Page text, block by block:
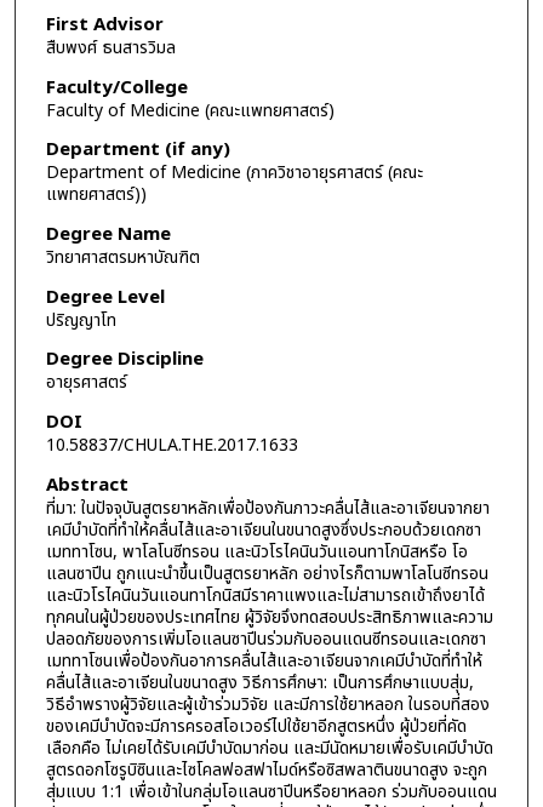
First Advisor
สืบพงศ์ ธนสารวิมล
Faculty/College
Faculty of Medicine (คณะแพทยศาสตร์)
Department (if any)
Department of Medicine (ภาควิชาอายุรศาสตร์ (คณะ
แพทยศาสตร์))
Degree Name
วิทยาศาสตรมหาบัณฑิต
Degree Level
ปริญญาโท
Degree Discipline
อายุรศาสตร์
DOI
10.58837/CHULA.THE.2017.1633
Abstract
ที่มา: ในปัจจุบันสูตรยาหลักเพื่อป้องกันภาวะคลื่นไส้และอาเจียนจากยา
เคมีบำบัดที่ทำให้คลื่นไส้และอาเจียนในขนาดสูงซึ่งประกอบด้วยเดกซา
เมททาโซน, พาโลโนซีทรอน และนิวโรไคนินวันแอนทาโกนิสหรือ โอ
แลนซาปีน ถูกแนะนำขึ้นเป็นสูตรยาหลัก อย่างไรก็ตามพาโลโนซีทรอน
และนิวโรไคนินวันแอนทาโกนิสมีราคาแพงและไม่สามารถเข้าถึงยาได้
ทุกคนในผู้ป่วยของประเทศไทย ผู้วิจัยจึงทดสอบประสิทธิภาพและความ
ปลอดภัยของการเพิ่มโอแลนซาปีนร่วมกับออนแดนซีทรอนและเดกซา
เมททาโซนเพื่อป้องกันอาการคลื่นไส้และอาเจียนจากเคมีบำบัดที่ทำให้
คลื่นไส้และอาเจียนในขนาดสูง วิธีการศึกษา: เป็นการศึกษาแบบสุ่ม,
วิธีอำพรางผู้วิจัยและผู้เข้าร่วมวิจัย และมีการใช้ยาหลอก ในรอบที่สอง
ของเคมีบำบัดจะมีการครอสโอเวอร์ไปใช้ยาอีกสูตรหนึ่ง ผู้ป่วยที่คัด
เลือกคือ ไม่เคยได้รับเคมีบำบัดมาก่อน และมีนัดหมายเพื่อรับเคมีบำบัด
สูตรดอกโซรูบิซินและไซโคลฟอสฟาไมด์หรือซิสพลาตินขนาดสูง จะถูก
สุ่มแบบ 1:1 เพื่อเข้าในกลุ่มโอแลนซาปีนหรือยาหลอก ร่วมกับออนแดน